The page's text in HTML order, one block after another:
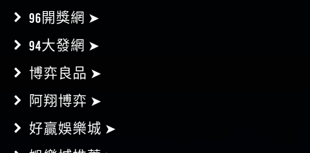
96開獎網 ➤
94大發網 ➤
博弈良品 ➤
阿翔博弈 ➤
好贏娛樂城 ➤